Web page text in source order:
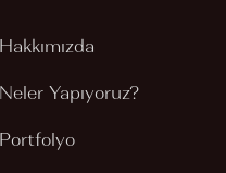
Hakkımızda
Neler Yapıyoruz?
Portfolyo